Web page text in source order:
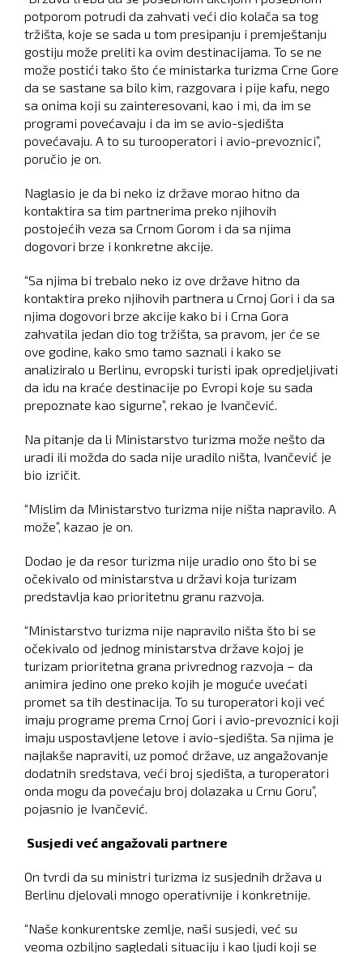
potporom potrudi da zahvati veći dio kolača sa tog
tržišta, koje se sada u tom presipanju i premještanju
gostiju može preliti ka ovim destinacijama. To se ne
može postići tako što će ministarka turizma Crne Gore
da se sastane sa bilo kim, razgovara i pije kafu, nego
sa onima koji su zainteresovani, kao i mi, da im se
programi povećavaju i da im se avio-sjedišta
povećavaju. A to su turooperatori i avio-prevoznici”,
poručio je on.
Naglasio je da bi neko iz države morao hitno da
kontaktira sa tim partnerima preko njihovih
postojećih veza sa Crnom Gorom i da sa njima
dogovori brze i konkretne akcije.
“Sa njima bi trebalo neko iz ove države hitno da
kontaktira preko njihovih partnera u Crnoj Gori i da sa
njima dogovori brze akcije kako bi i Crna Gora
zahvatila jedan dio tog tržišta, sa pravom, jer će se
ove godine, kako smo tamo saznali i kako se
analiziralo u Berlinu, evropski turisti ipak opredjeljivati
da idu na kraće destinacije po Evropi koje su sada
prepoznate kao sigurne”, rekao je Ivančević.
Na pitanje da li Ministarstvo turizma može nešto da
uradi ili možda do sada nije uradilo ništa, Ivančević je
bio izričit.
“Mislim da Ministarstvo turizma nije ništa napravilo. A
može”, kazao je on.
Dodao je da resor turizma nije uradio ono što bi se
očekivalo od ministarstva u državi koja turizam
predstavlja kao prioritetnu granu razvoja.
“Ministarstvo turizma nije napravilo ništa što bi se
očekivalo od jednog ministarstva države kojoj je
turizam prioritetna grana privrednog razvoja – da
animira jedino one preko kojih je moguće uvećati
promet sa tih destinacija. To su turoperatori koji već
imaju programe prema Crnoj Gori i avio-prevoznici koji
imaju uspostavljene letove i avio-sjedišta. Sa njima je
najlakše napraviti, uz pomoć države, uz angažovanje
dodatnih sredstava, veći broj sjedišta, a turoperatori
onda mogu da povećaju broj dolazaka u Crnu Goru”,
pojasnio je Ivančević.
Susjedi već angažovali partnere
On tvrdi da su ministri turizma iz susjednih država u
Berlinu djelovali mnogo operativnije i konkretnije.
“Naše konkurentske zemlje, naši susjedi, već su
veoma ozbiljno sagledali situaciju i kao ljudi koji se